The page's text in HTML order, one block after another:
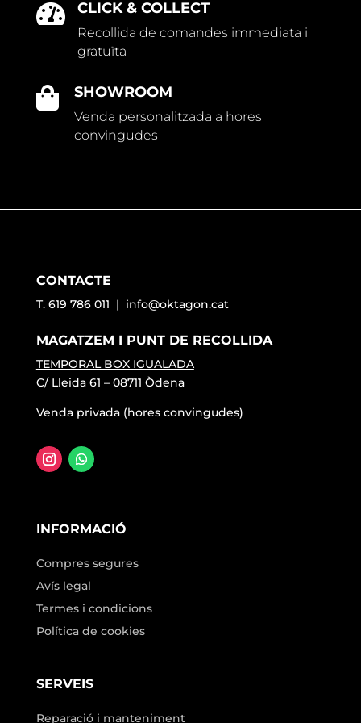
 CLICK & COLLECT
Recollida de comandes immediata i
gratuïta
 SHOWROOM
Venda personalitzada a hores
convingudes
CONTACTE
T. 619 786 011 | info@oktagon.cat
MAGATZEM I PUNT DE RECOLLIDA
TEMPORAL BOX IGUALADA
C/ Lleida 61 – 08711 Òdena
Venda privada (hores convingudes)
INFORMACIÓ
Compres segures
Avís legal
Termes i condicions
Política de cookies
SERVEIS
Reparació i manteniment